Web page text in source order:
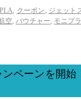
, クーポン , ジェット
空, バウチャー, モニプラ
ペーンを開始